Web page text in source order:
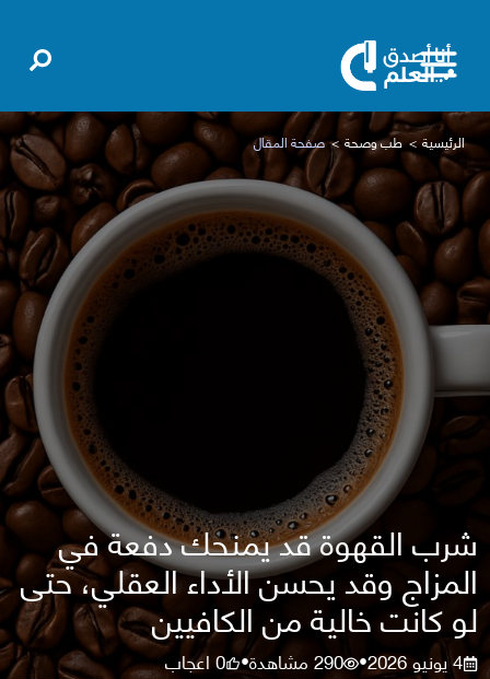
الرئيسية طب وصحة صفحة المقال
شرب القهوة قد يمنحك دفعة في
المزاج وقد يحسن الأداء العقلي، حتى
لو كانت خالية من الكافيين
4 يونيو 2026 •
290مشاهدة•
0اعجاب